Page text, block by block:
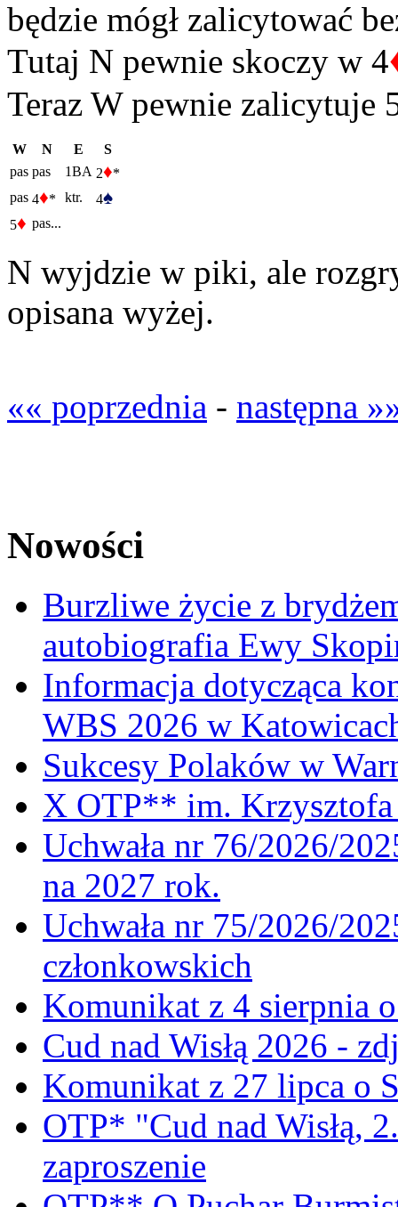
będzie mógł zalicytować
Tutaj N pewnie skoczy w 4
Teraz W pewnie zalicytuje
W N E
S
pas pas 1BA 2♦*
pas 4♦* ktr. 4♠
5♦ pas...
N wyjdzie w piki, ale
opisana wyżej.
«« poprzednia - następna
Nowości
Burzliwe życie z
autobiografia Ewy
Informacja dotycząca
WBS 2026 w
Sukcesy Polaków w
X OTP** im. Krzysztofa
Uchwała nr 76/2026/
na 2027 rok.
Uchwała nr 75/2026/
członkowskich
Komunikat z 4 sierpnia
Cud nad Wisłą 2026 -
Komunikat z 27 lipca o
OTP* "Cud nad Wisłą,
zaproszenie